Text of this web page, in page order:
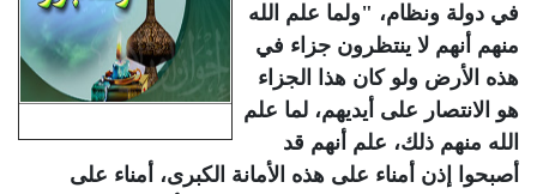
في دولة ونظام، "ولما علم الله
منهم أنهم لا ينتظرون جزاء في
هذه الأرض ولو كان هذا الجزاء
هو الانتصار على أيديهم، لما علم
الله منهم ذلك، علم أنهم قد
أصبحوا إذن أمناء على هذه الأمانة الكبرى، أمناء على